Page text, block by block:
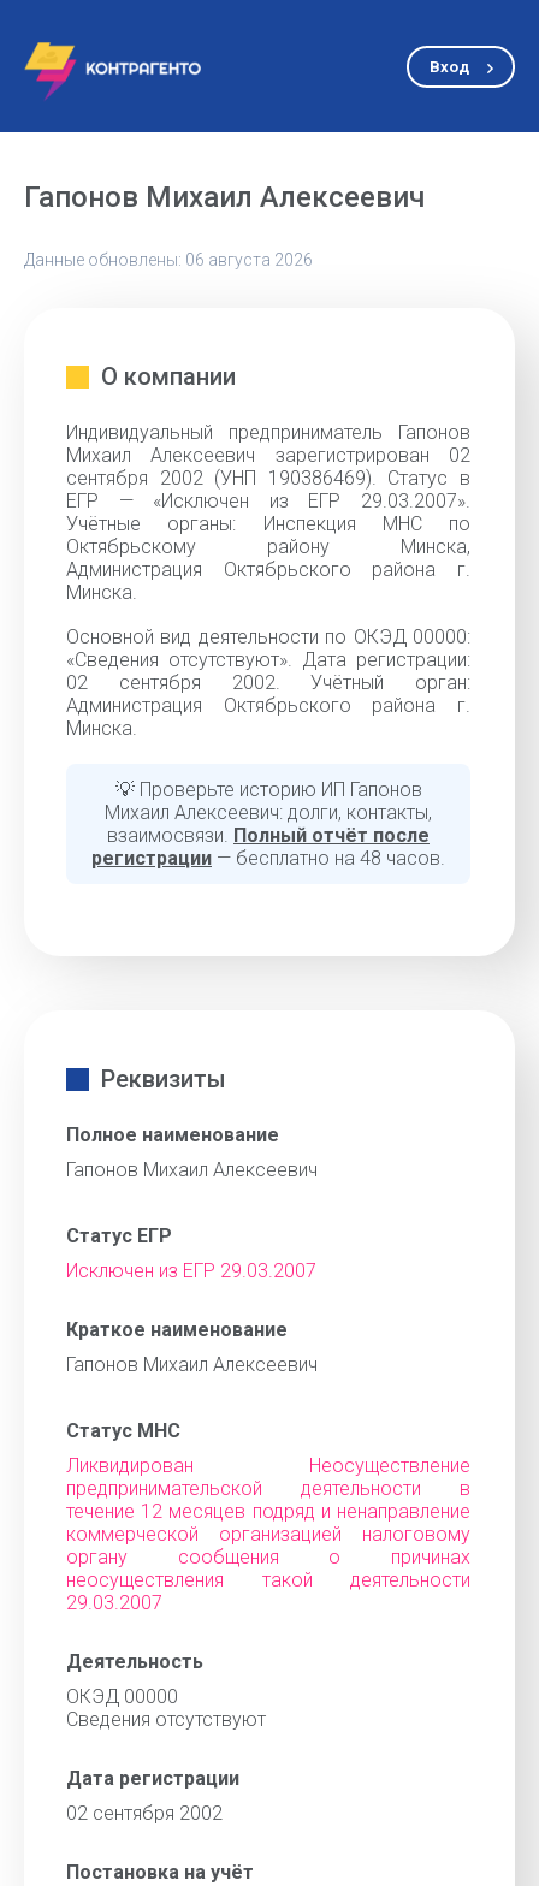
Вход
Гапонов Михаил Алексеевич
Данные обновлены: 06 августа 2026
О компании
Индивидуальный предприниматель Гапонов
Михаил Алексеевич зарегистрирован 02
сентября 2002 (УНП 190386469). Статус в
ЕГР — «Исключен из ЕГР 29.03.2007».
Учётные органы: Инспекция МНС по
Октябрьскому району Минска,
Администрация Октябрьского района г.
Минска.
Основной вид деятельности по ОКЭД 00000:
«Cведения отсутствуют». Дата регистрации:
02 сентября 2002. Учётный орган:
Администрация Октябрьского района г.
Минска.
💡 Проверьте историю ИП Гапонов
Михаил Алексеевич: долги, контакты,
взаимосвязи. Полный отчёт после
регистрации — бесплатно на 48 часов.
Реквизиты
Полное наименование
Гапонов Михаил Алексеевич
Статус ЕГР
Исключен из ЕГР 29.03.2007
Краткое наименование
Гапонов Михаил Алексеевич
Статус МНС
Ликвидирован Неосуществление
предпринимательской деятельности в
течение 12 месяцев подряд и ненаправление
коммерческой организацией налоговому
органу сообщения о причинах
неосуществления такой деятельности
29.03.2007
Деятельность
ОКЭД 00000
Cведения отсутствуют
Дата регистрации
02 сентября 2002
Постановка на учёт